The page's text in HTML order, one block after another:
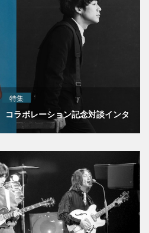
特集
コラボレーション記念対談インタ